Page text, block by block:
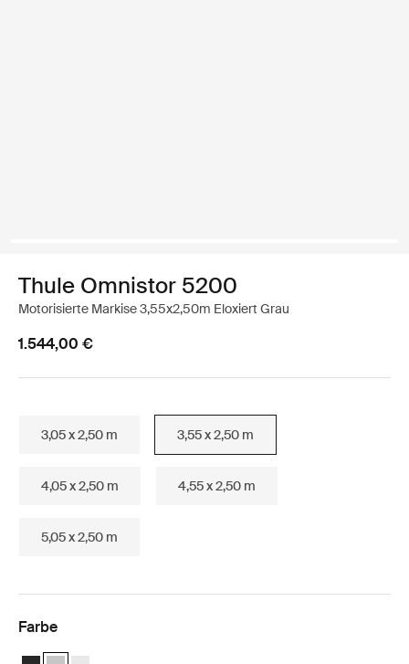
Thule Omnistor 5200
Motorisierte Markise 3,55x2,50m Eloxiert Grau
1.544,00 €
3,05 x 2,50 m 3,55 x 2,50 m
4,05 x 2,50 m 4,55 x 2,50 m
5,05 x 2,50 m
Farbe
Thule Omnistor 5200 Motorized (3.55x2.50) Anthrazit
Thule Omnistor 5200 Motorized (3.55x2.50) Eloxiert (selected)